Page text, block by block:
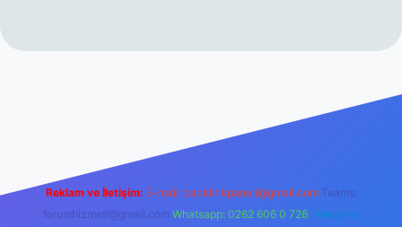
Reklam ve İletişim: E-mail: backlinkpaneli@gmail.com Teams:
forumhizmeti@gmail.com Whatsapp: 0262 606 0 726 Telegram: